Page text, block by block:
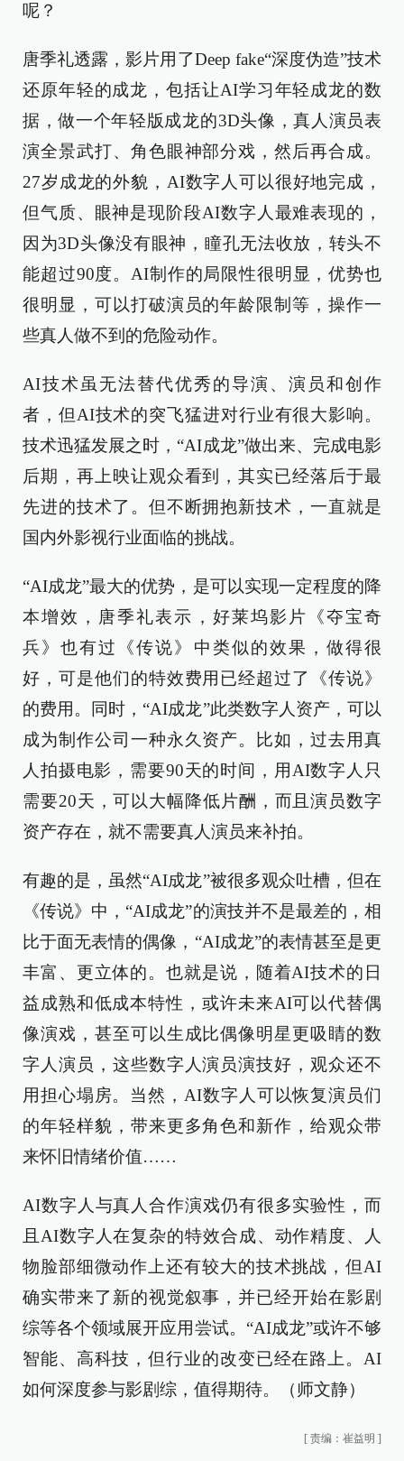
呢？
唐季礼透露，影片用了Deep fake“深度伪造”技术
还原年轻的成龙，包括让AI学习年轻成龙的数
据，做一个年轻版成龙的3D头像，真人演员表
演全景武打、角色眼神部分戏，然后再合成。
27岁成龙的外貌，AI数字人可以很好地完成，
但气质、眼神是现阶段AI数字人最难表现的，
因为3D头像没有眼神，瞳孔无法收放，转头不
能超过90度。AI制作的局限性很明显，优势也
很明显，可以打破演员的年龄限制等，操作一
些真人做不到的危险动作。
AI技术虽无法替代优秀的导演、演员和创作
者，但AI技术的突飞猛进对行业有很大影响。
技术迅猛发展之时，“AI成龙”做出来、完成电影
后期，再上映让观众看到，其实已经落后于最
先进的技术了。但不断拥抱新技术，一直就是
国内外影视行业面临的挑战。
“AI成龙”最大的优势，是可以实现一定程度的降
本增效，唐季礼表示，好莱坞影片《夺宝奇
兵》也有过《传说》中类似的效果，做得很
好，可是他们的特效费用已经超过了《传说》
的费用。同时，“AI成龙”此类数字人资产，可以
成为制作公司一种永久资产。比如，过去用真
人拍摄电影，需要90天的时间，用AI数字人只
需要20天，可以大幅降低片酬，而且演员数字
资产存在，就不需要真人演员来补拍。
有趣的是，虽然“AI成龙”被很多观众吐槽，但在
《传说》中，“AI成龙”的演技并不是最差的，相
比于面无表情的偶像，“AI成龙”的表情甚至是更
丰富、更立体的。也就是说，随着AI技术的日
益成熟和低成本特性，或许未来AI可以代替偶
像演戏，甚至可以生成比偶像明星更吸睛的数
字人演员，这些数字人演员演技好，观众还不
用担心塌房。当然，AI数字人可以恢复演员们
的年轻样貌，带来更多角色和新作，给观众带
来怀旧情绪价值……
AI数字人与真人合作演戏仍有很多实验性，而
且AI数字人在复杂的特效合成、动作精度、人
物脸部细微动作上还有较大的技术挑战，但AI
确实带来了新的视觉叙事，并已经开始在影剧
综等各个领域展开应用尝试。“AI成龙”或许不够
智能、高科技，但行业的改变已经在路上。AI
如何深度参与影剧综，值得期待。（师文静）
[ 责编：崔益明 ]